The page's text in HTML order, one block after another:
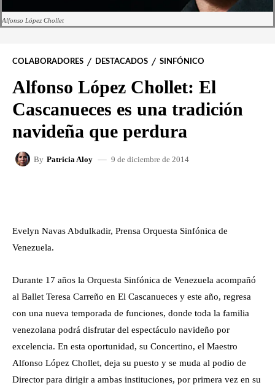
Alfonso López Chollet
COLABORADORES DESTACADOS SINFÓNICO
Alfonso López Chollet: El
Cascanueces es una tradición
navideña que perdura
By Patricia Aloy 9 de diciembre de 2014
Evelyn Navas Abdulkadir, Prensa Orquesta Sinfónica de
Venezuela.
Durante 17 años la Orquesta Sinfónica de Venezuela acompañó
al Ballet Teresa Carreño en El Cascanueces y este año, regresa
con una nueva temporada de funciones, donde toda la familia
venezolana podrá disfrutar del espectáculo navideño por
excelencia. En esta oportunidad, su Concertino, el Maestro
Alfonso López Chollet, deja su puesto y se muda al podio de
Director para dirigir a ambas instituciones, por primera vez en su